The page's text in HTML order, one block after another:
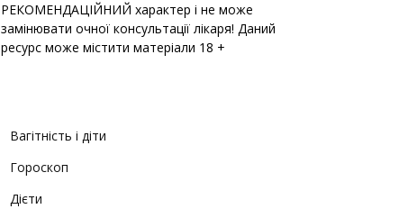
РЕКОМЕНДАЦІЙНИЙ характер і не може
замінювати очної консультації лікаря! Даний
ресурс може містити матеріали 18 +
Вагітність і діти
Гороскоп
Дієти